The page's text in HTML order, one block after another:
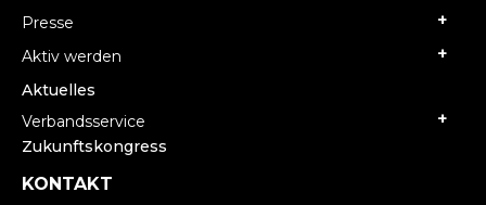
Presse
Aktiv werden
Aktuelles
Verbandsservice
Zukunftskongress
KONTAKT